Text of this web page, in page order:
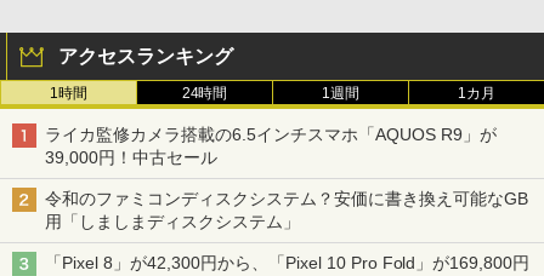
アクセスランキング
1時間 24時間 1週間 1カ月
ライカ監修カメラ搭載の6.5インチスマホ「AQUOS R9」が
39,000円！中古セール
令和のファミコンディスクシステム？安価に書き換え可能なGB
用「しましまディスクシステム」
「Pixel 8」が42,300円から、「Pixel 10 Pro Fold」が169,800円